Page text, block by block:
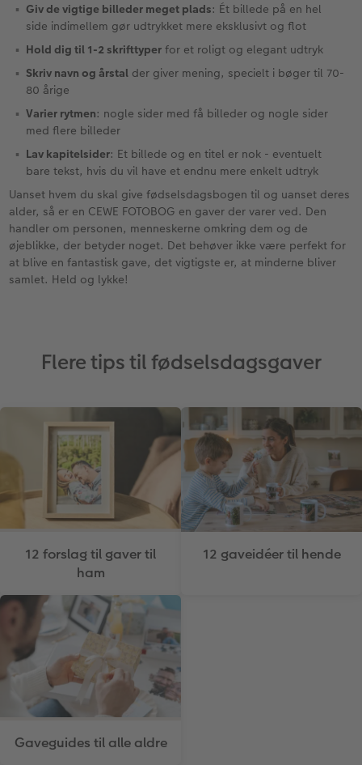
Giv de vigtige billeder meget plads: Ét billede på en hel
side indimellem gør udtrykket mere eksklusivt og flot
Hold dig til 1-2 skrifttyper for et roligt og elegant udtryk
Skriv navn og årstal der giver mening, specielt i bøger til 70-
80 årige
Varier rytmen: nogle sider med få billeder og nogle sider
med flere billeder
Lav kapitelsider: Et billede og en titel er nok - eventuelt
bare tekst, hvis du vil have et endnu mere enkelt udtryk
Uanset hvem du skal give fødselsdagsbogen til og uanset deres
alder, så er en CEWE FOTOBOG en gaver der varer ved. Den
handler om personen, menneskerne omkring dem og de
øjeblikke, der betyder noget. Det behøver ikke være perfekt for
at blive en fantastisk gave, det vigtigste er, at minderne bliver
samlet. Held og lykke!
Flere tips til fødselsdagsgaver
12 forslag til gaver til
ham
12 gaveidéer til hende
Gaveguides til alle aldre